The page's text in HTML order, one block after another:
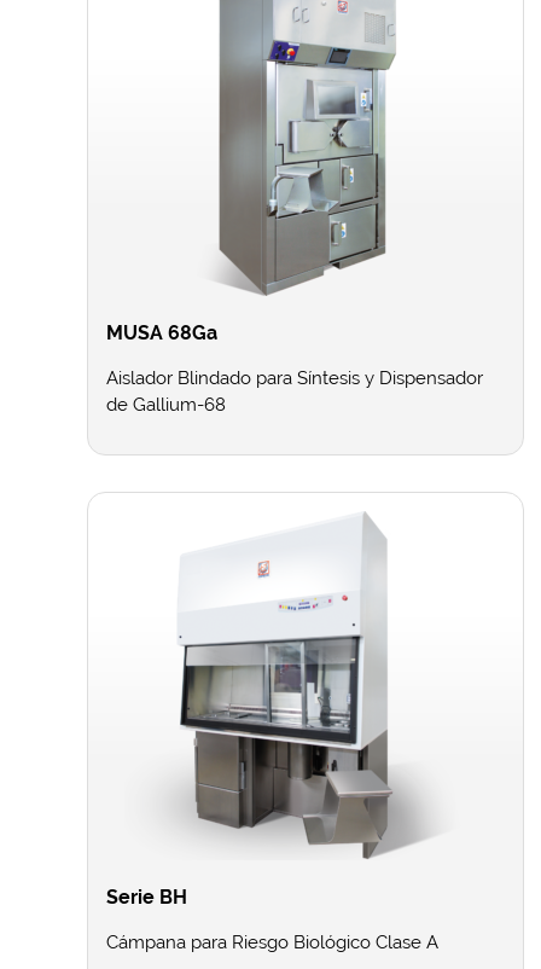
MUSA 68Ga
Aislador Blindado para Síntesis y Dispensador
de Gallium-68
Serie BH
Cámpana para Riesgo Biológico Clase A